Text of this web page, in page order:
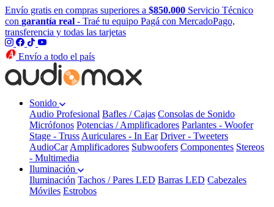
Envío gratis en compras superiores a $850.000 Servicio Técnico
con garantía real - Traé tu equipo Pagá con MercadoPago,
transferencia y todas las tarjetas
Envío a todo el país
Sonido
Audio Profesional Bafles / Cajas Consolas de Sonido
Micrófonos Potencias / Amplificadores Parlantes - Woofer
Stage - Truss Auriculares - In Ear Driver - Tweeters
AudioCar Amplificadores Subwoofers Componentes Stereos
- Multimedia
Iluminación
Iluminación Tachos / Pares LED Barras LED Cabezales
Móviles Estrobos